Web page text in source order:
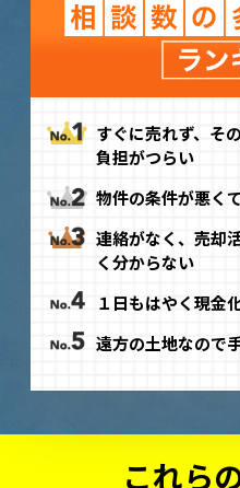
すぐに売れず、そ
負担がつらい
物件の条件が悪く
連絡がなく、売却
く分からない
１日もはやく現金
遠方の土地なので
これら